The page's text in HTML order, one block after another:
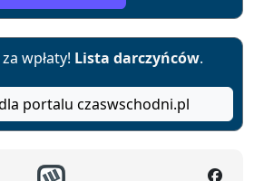
wpłaty! Lista darczyńców.
portalu czaswschodni.pl